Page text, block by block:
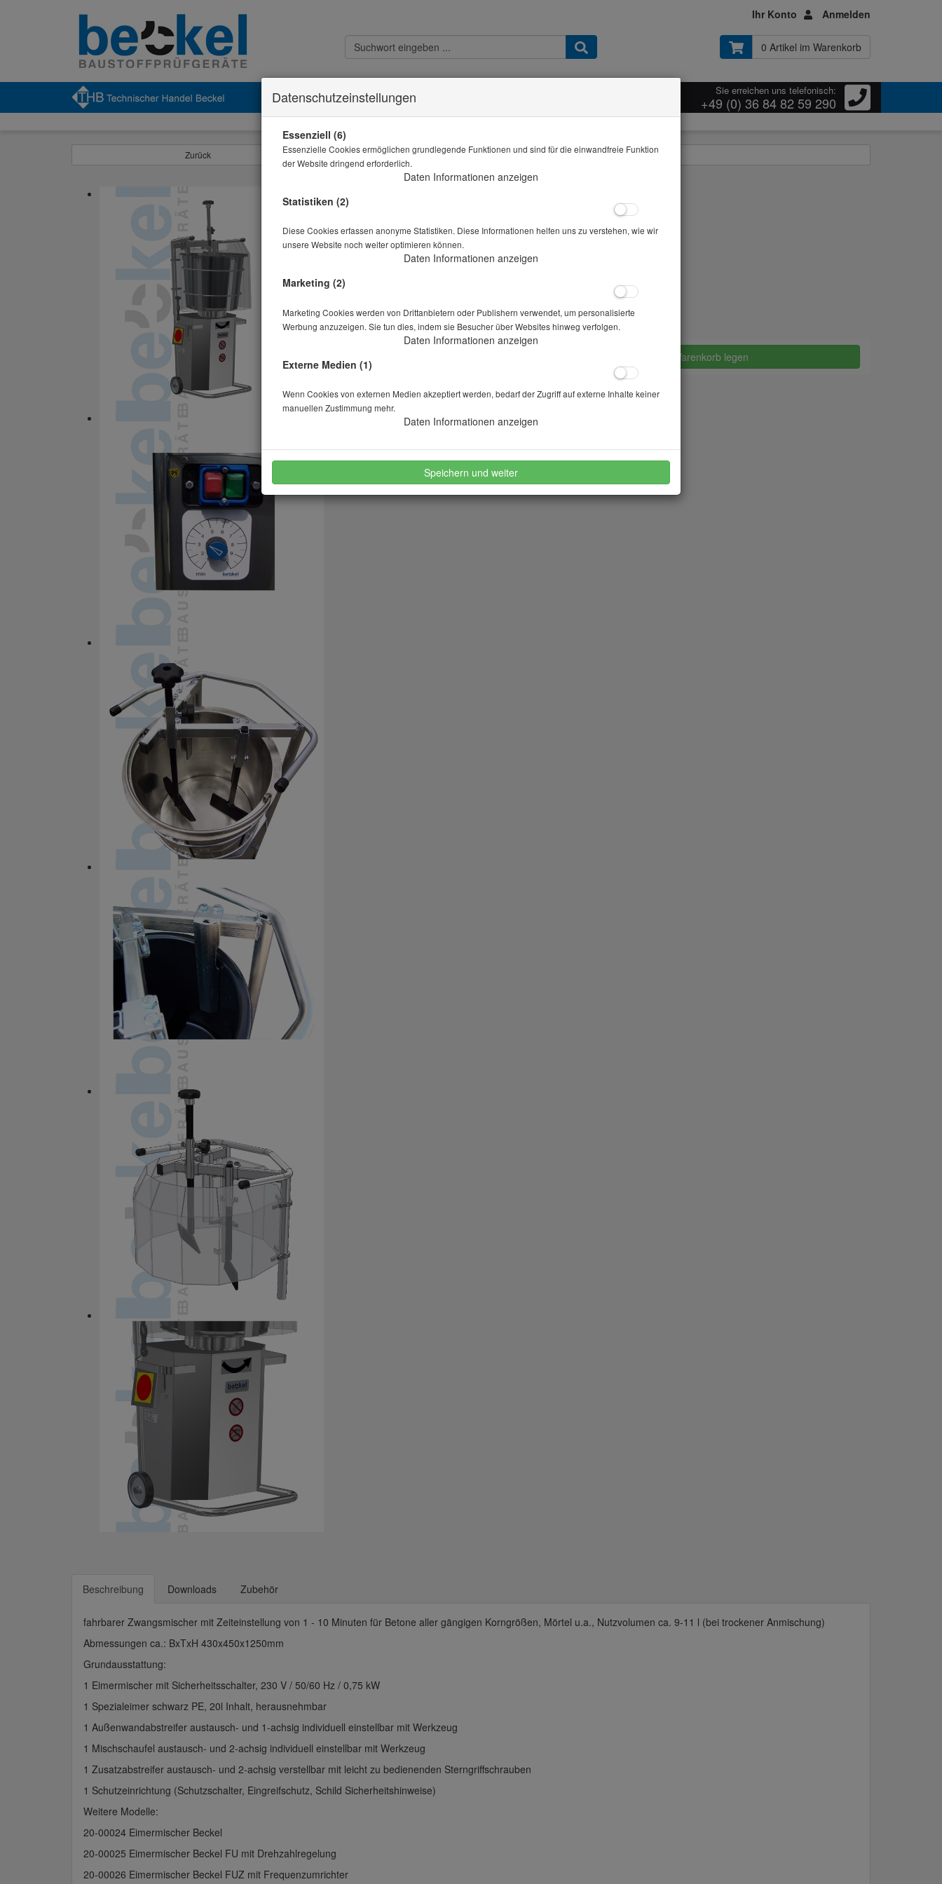
Ihr Konto Anmelden
0 Artikel im Warenkorb
Kontakt Widerrufsbelehrung
Sie erreichen uns telefonisch:
+49 (0) 36 84 82 59 290
Zurück Alle Artikel zeigen aus: Mischer
Artikelnr.: 20-00024
Preis auf Anfrage*
Lieferbar in auf Anfrage
in den Warenkorb legen
merken
Beschreibung Downloads Zubehör
fahrbarer Zwangsmischer mit Zeiteinstellung von 1 - 10 Minuten für Betone aller gängigen Korngrößen, Mörtel u.a., Nutzvolumen ca. 9-11 l (bei trockener Anmischung)
Abmessungen ca.: BxTxH 430x450x1250mm
Grundausstattung:
1 Eimermischer mit Sicherheitsschalter, 230 V / 50/60 Hz / 0,75 kW
1 Spezialeimer schwarz PE, 20l Inhalt, herausnehmbar
1 Außenwandabstreifer austausch- und 1-achsig individuell einstellbar mit Werkzeug
1 Mischschaufel austausch- und 2-achsig individuell einstellbar mit Werkzeug
1 Zusatzabstreifer austausch- und 2-achsig verstellbar mit leicht zu bedienenden Sterngriffschrauben
1 Schutzeinrichtung (Schutzschalter, Eingreifschutz, Schild Sicherheitshinweise)
Weitere Modelle:
20-00024 Eimermischer Beckel
20-00025 Eimermischer Beckel FU mit Drehzahlregelung
20-00026 Eimermischer Beckel FUZ mit Frequenzumrichter
Datenschutzeinstellungen
Essenziell (6)
Essenzielle Cookies ermöglichen grundlegende Funktionen und sind für die einwandfreie Funktion
der Website dringend erforderlich.
Daten Informationen anzeigen
Statistiken (2)
Diese Cookies erfassen anonyme Statistiken. Diese Informationen helfen uns zu verstehen, wie wir
unsere Website noch weiter optimieren können.
Daten Informationen anzeigen
Marketing (2)
Marketing Cookies werden von Drittanbietern oder Publishern verwendet, um personalisierte
Werbung anzuzeigen. Sie tun dies, indem sie Besucher über Websites hinweg verfolgen.
Daten Informationen anzeigen
Externe Medien (1)
Wenn Cookies von externen Medien akzeptiert werden, bedarf der Zugriff auf externe Inhalte keiner
manuellen Zustimmung mehr.
Daten Informationen anzeigen
Speichern und weiter